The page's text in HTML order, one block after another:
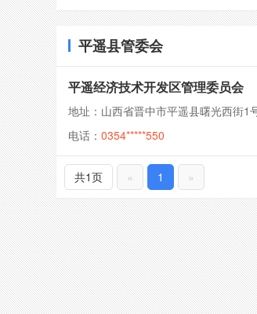
平遥县管委会
平遥经济技术开发区管理委员会
地址：山西省晋中市平遥县曙光西街1
电话： 0354*****550
共1页 « 1 »